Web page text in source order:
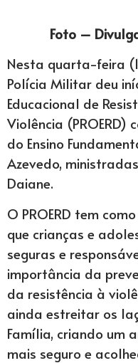
Foto –
Nesta quarta-feira
Polícia Militar deu
Educacional de
Violência (PROERD)
do Ensino
Azevedo,
Daiane.
O PROERD tem
que crianças e
seguras e
importância da
da resistência à
ainda estreitar os
Família, criando um
mais seguro e